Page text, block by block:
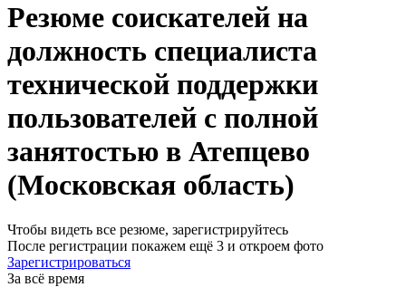
Резюме соискателей на
должность специалиста
технической поддержки
пользователей с полной
занятостью в Атепцево
(Московская область)
Чтобы видеть все резюме, зарегистрируйтесь
После регистрации покажем ещё 3 и откроем фото
Зарегистрироваться
За всё время